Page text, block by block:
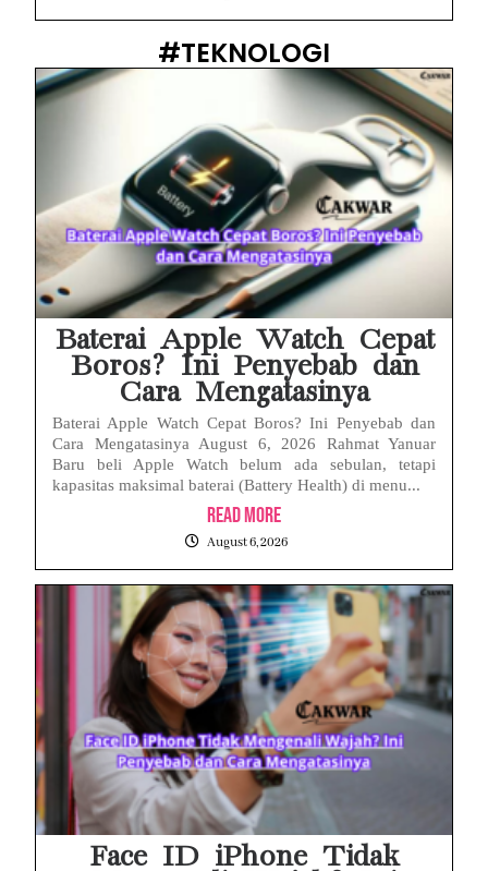
#TEKNOLOGI
Baterai Apple Watch Cepat
Boros? Ini Penyebab dan
Cara Mengatasinya
Baterai Apple Watch Cepat Boros? Ini Penyebab dan
Cara Mengatasinya August 6, 2026 Rahmat Yanuar
Baru beli Apple Watch belum ada sebulan, tetapi
kapasitas maksimal baterai (Battery Health) di menu...
Read More
August 6, 2026
Face ID iPhone Tidak